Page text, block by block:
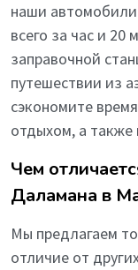
наши автомобили
всего за час и 20
заправочной
путешествии из
сэкономите
отдыхом, а также
Чем
Даламана в
Мы предлагаем
отличие от